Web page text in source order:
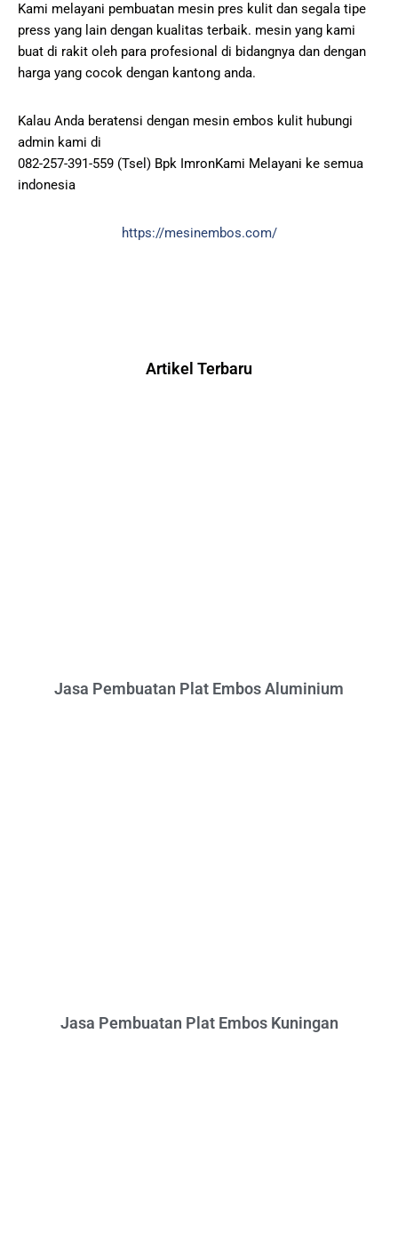
Kami melayani pembuatan mesin pres kulit dan segala tipe
press yang lain dengan kualitas terbaik. mesin yang kami
buat di rakit oleh para profesional di bidangnya dan dengan
harga yang cocok dengan kantong anda.
Kalau Anda beratensi dengan mesin embos kulit hubungi
admin kami di
082-257-391-559 (Tsel) Bpk ImronKami Melayani ke semua
indonesia
https://mesinembos.com/
Artikel Terbaru
Jasa Pembuatan Plat Embos Aluminium
Jasa Pembuatan Plat Embos Kuningan